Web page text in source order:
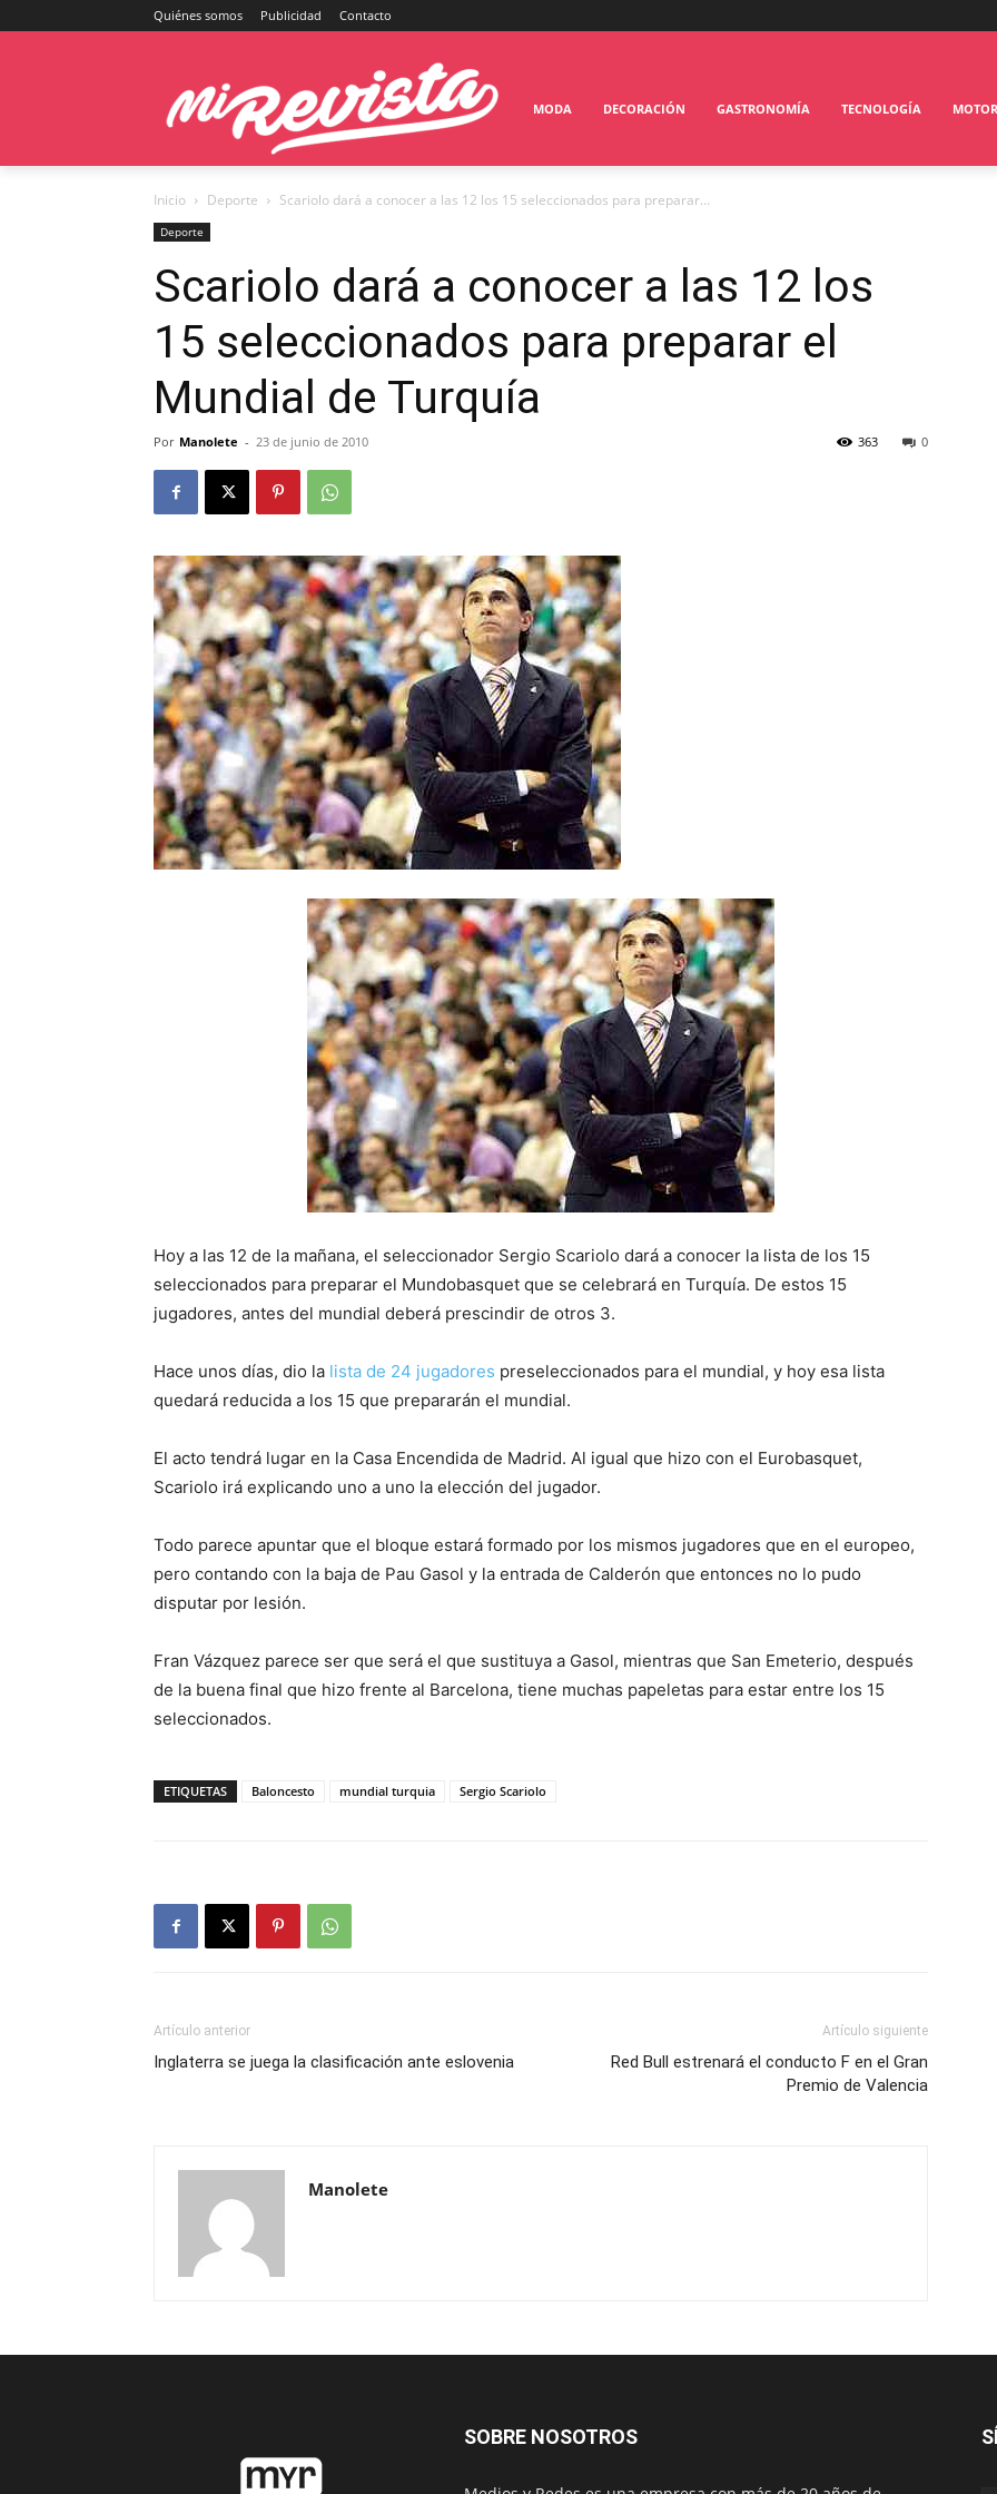
Quiénes somos Publicidad Contacto
MODA DECORACIÓN GASTRONOMÍA TECNOLOGÍA MOTOR
Inicio Deporte Scariolo dará a conocer a las 12 los 15 seleccionados para preparar...
Deporte
Scariolo dará a conocer a las 12 los
15 seleccionados para preparar el
Mundial de Turquía
Por Manolete - 23 de junio de 2010 0
363
Hoy a las 12 de la mañana, el seleccionador Sergio Scariolo dará a conocer la lista de los 15
seleccionados para preparar el Mundobasquet que se celebrará en Turquía. De estos 15
jugadores, antes del mundial deberá prescindir de otros 3.
Hace unos días, dio la lista de 24 jugadores preseleccionados para el mundial, y hoy esa lista
quedará reducida a los 15 que prepararán el mundial.
El acto tendrá lugar en la Casa Encendida de Madrid. Al igual que hizo con el Eurobasquet,
Scariolo irá explicando uno a uno la elección del jugador.
Todo parece apuntar que el bloque estará formado por los mismos jugadores que en el europeo,
pero contando con la baja de Pau Gasol y la entrada de Calderón que entonces no lo pudo
disputar por lesión.
Fran Vázquez parece ser que será el que sustituya a Gasol, mientras que San Emeterio, después
de la buena final que hizo frente al Barcelona, tiene muchas papeletas para estar entre los 15
seleccionados.
ETIQUETAS Baloncesto mundial turquia Sergio Scariolo
Artículo anterior
Inglaterra se juega la clasificación ante eslovenia
Artículo siguiente
Red Bull estrenará el conducto F en el Gran
Premio de Valencia
Manolete
SOBRE NOSOTROS